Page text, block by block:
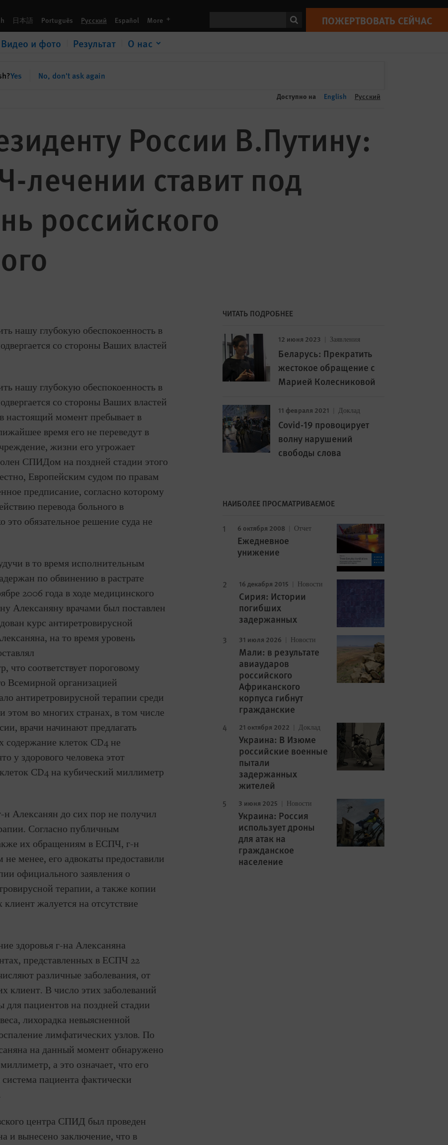
日本語 Português Русский Español More languages ПОЖЕРТВОВАТЬ СЕЙЧАС
Видео и фото Результат О нас
Yes No, don't ask again
ПОЖЕРТВОВАТЬ СЕЙЧАС
Доступно на English Русский
России В.Путину:
лечении ставит под
российского
нашу глубокую обеспокоенность в
со стороны Ваших властей
нашу глубокую обеспокоенность в
со стороны Ваших властей
настоящий момент пребывает в
время его не переведут в
жизни его угрожает
СПИДом на поздней стадии этого
Европейским судом по правам
предписание, согласно которому
перевода больного в
это обязательное решение суда не
в то время исполнительным
по обвинению в растрате
2006 года в ходе медицинского
Алексаняну врачами был поставлен
курс антиретровирусной
на то время уровень
что соответствует пороговому
Всемирной организацией
антиретровирусной терапии среди
во многих странах, в том числе
врачи начинают предлагать
клеток CD4 не
у здорового человека этот
CD4 на кубический миллиметр
Алексанян до сих пор не получил
Согласно публичным
их обращениям в ЕСПЧ, г-н
менее, его адвокаты предоставили
официального заявления о
терапии, а также копии
жалуется на отсутствие
здоровья г-на Алексаняна
представленных в ЕСПЧ 22
различные заболевания, от
клиент. В число этих заболеваний
для пациентов на поздней стадии
лихорадка невыясненной
лимфатических узлов. По
на данный момент обнаружено
а это означает, что его
пациента фактически
центра СПИД был проведен
и вынесено заключение, что в
ЧИТАТЬ ПОДРОБНЕЕ
12 июня 2023 Заявления
Беларусь: Прекратить
жестокое обращение с
Марией Колесниковой
11 февраля 2021 Доклад
Covid-19 провоцирует
волну нарушений
свободы слова
НАИБОЛЕЕ ПРОСМАТРИВАЕМОЕ
6 октября 2008 Отчет
Ежедневное
унижение
16 декабря 2015 Новости
Сирия: Истории
погибших
задержанных
31 июля 2026 Новости
Мали: в результате
авиаударов
российского
Африканского
корпуса гибнут
гражданские
21 октября 2022 Доклад
Украина: В Изюме
российские военные
пытали
задержанных
жителей
3 июня 2025 Новости
Украина: Россия
использует дроны
для атак на
гражданское
население